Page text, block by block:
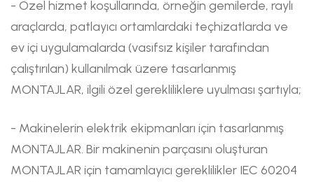
- Özel hizmet koşullarında, örneğin gemilerde, raylı
araçlarda, patlayıcı ortamlardaki teçhizatlarda ve
ev içi uygulamalarda (vasıfsız kişiler tarafından
çalıştırılan) kullanılmak üzere tasarlanmış
MONTAJLAR, ilgili özel gerekliliklere uyulması şartıyla;
- Makinelerin elektrik ekipmanları için tasarlanmış
MONTAJLAR. Bir makinenin parçasını oluşturan
MONTAJLAR için tamamlayıcı gereklilikler IEC 60204